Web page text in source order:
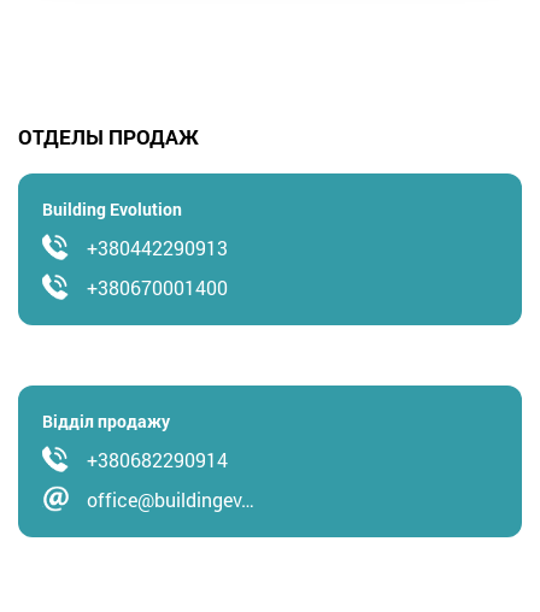
ОТДЕЛЫ ПРОДАЖ
Building Evolution
+380442290913
+380670001400
Відділ продажу
+380682290914
office@buildingev…